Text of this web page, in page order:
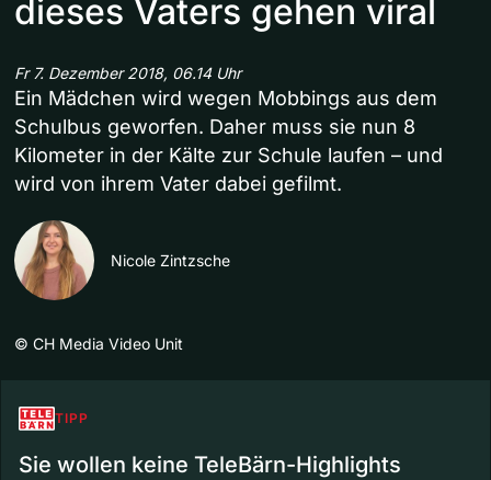
dieses Vaters gehen viral
Fr 7. Dezember 2018, 06.14 Uhr
Ein Mädchen wird wegen Mobbings aus dem
Schulbus geworfen. Daher muss sie nun 8
Kilometer in der Kälte zur Schule laufen – und
wird von ihrem Vater dabei gefilmt.
Nicole Zintzsche
© CH Media Video Unit
TIPP
Sie wollen keine TeleBärn-Highlights